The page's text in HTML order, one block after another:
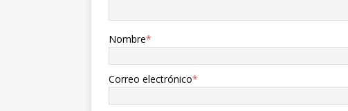
Nombre*
Correo electrónico*